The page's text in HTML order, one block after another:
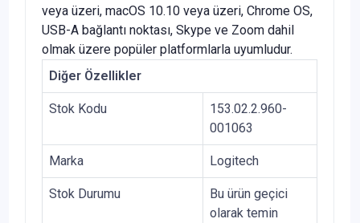
veya üzeri, macOS 10.10 veya üzeri, Chrome OS,
USB-A bağlantı noktası, Skype ve Zoom dahil
olmak üzere popüler platformlarla uyumludur.
Diğer Özellikler
Stok Kodu
153.02.2.960-
001063
Marka Logitech
Stok Durumu
Bu ürün geçici
olarak temin